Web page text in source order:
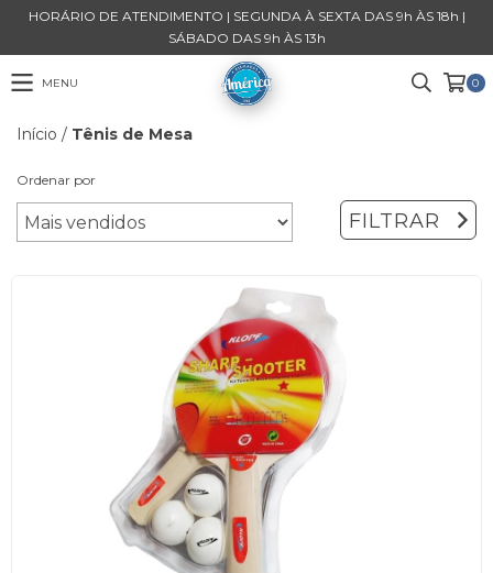
HORÁRIO DE ATENDIMENTO | SEGUNDA À SEXTA DAS 9h ÀS 18h |
SÁBADO DAS 9h ÀS 13h
MENU 0
Início / Tênis de Mesa
Ordenar por
FILTRAR